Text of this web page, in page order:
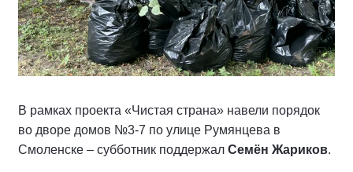
В рамках проекта «Чистая страна» навели порядок
во дворе домов №3-7 по улице Румянцева в
Смоленске – субботник поддержал Семён Жариков.